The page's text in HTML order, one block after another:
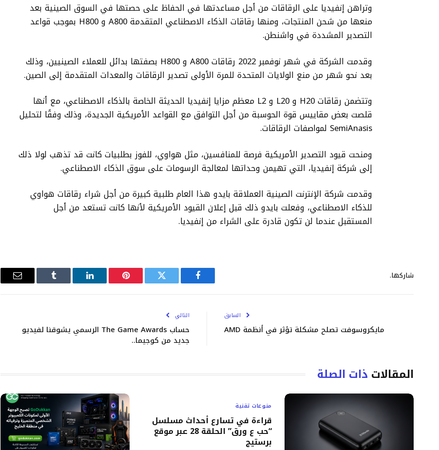
وتراهن إنفيديا على الرقاقات من أجل مساعدتها في الحفاظ على حصتها في السوق الصينية بعد
منعها من شحن المنتجات، ومنها رقاقات الذكاء الاصطناعي المتقدمة A800 و H800 بموجب قواعد
التصدير المشددة في واشنطن.
وقدمت الشركة في شهر نوفمبر 2022 رقاقات A800 و H800 بصفتها بدائل للعملاء الصينيين، وذلك
بعد نحو شهر من منع الولايات المتحدة للمرة الأولى تصدير الرقاقات والمعدات المتقدمة إلى الصين.
وتتضمن رقاقات H20 و L20 و L2 معظم مزايا إنفيديا الحديثة الخاصة بالذكاء الاصطناعي، مع أنها
قلصت بعض مقاييس قوة الحوسبة من أجل التوافق مع القواعد الأمريكية الجديدة، وذلك وفقًا لتحليل
SemiAnasis لمواصفات الرقاقات.
ومنحت قيود التصدير الأمريكية فرصة للمنافسين، مثل هواوي، للفوز بطلبيات كانت قد تذهب لولا ذلك
إلى شركة إنفيديا، التي تهيمن وحداتها لمعالجة الرسومات على سوق الذكاء الاصطناعي.
وقدمت شركة الإنترنت الصينية العملاقة بايدو هذا العام طلبية كبيرة من أجل شراء رقاقات هواوي
للذكاء الاصطناعي، وفعلت بايدو ذلك قبل إعلان القيود الأمريكية لأنها كانت تستعد من أجل
المستقبل عندما لن تكون قادرة على الشراء من إنفيديا.
شاركها. فيسبوك تويتر بينتيريستلينكدإن Tumblr البريد
السابق
مايكروسوفت تصلح مشكلة تؤثر في أنظمة AMD
التالي
حساب The Game Awards الرسمي يشوقنا لفيديو
جديد من كوجيما..
المقالات ذات الصلة
منوعات تقنية
قراءة في تسارع أحداث مسلسل
“حب ع ورق” الحلقة 28 عبر موقع
برستيج